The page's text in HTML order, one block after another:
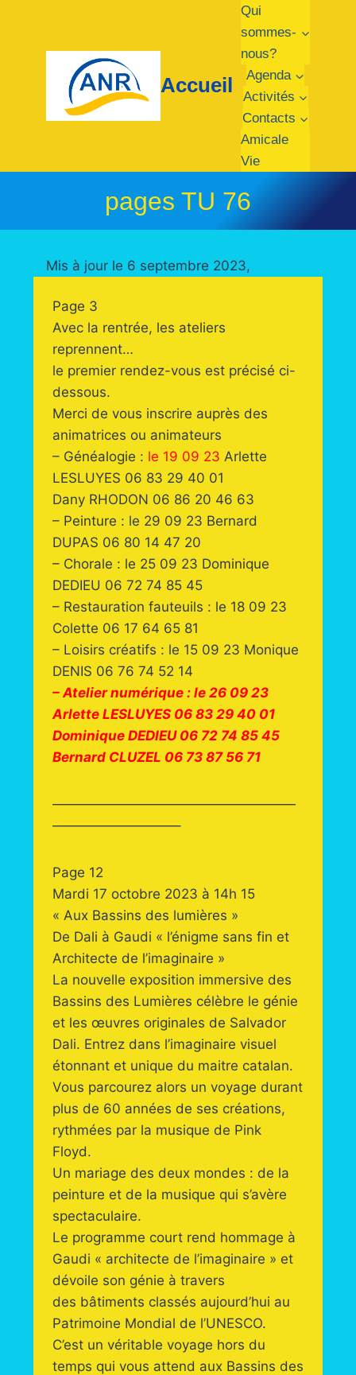
Accueil
Qui
sommes-
nous?
Agenda
Activités
Contacts
Amicale
Vie
pages TU 76
Mis à jour le 6 septembre 2023,
Page 3
Avec la rentrée, les ateliers
reprennent…
le premier rendez-vous est précisé ci-
dessous.
Merci de vous inscrire auprès des
animatrices ou animateurs
– Généalogie : le 19 09 23 Arlette
LESLUYES 06 83 29 40 01
Dany RHODON 06 86 20 46 63
– Peinture : le 29 09 23 Bernard
DUPAS 06 80 14 47 20
– Chorale : le 25 09 23 Dominique
DEDIEU 06 72 74 85 45
– Restauration fauteuils : le 18 09 23
Colette 06 17 64 65 81
– Loisirs créatifs : le 15 09 23 Monique
DENIS 06 76 74 52 14
– Atelier numérique : le 26 09 23
Arlette LESLUYES 06 83 29 40 01
Dominique DEDIEU 06 72 74 85 45
Bernard CLUZEL 06 73 87 56 71
——————————————————
—————————–
Page 12
Mardi 17 octobre 2023 à 14h 15
« Aux Bassins des lumières »
De Dali à Gaudi « l’énigme sans fin et
Architecte de l’imaginaire »
La nouvelle exposition immersive des
Bassins des Lumières célèbre le génie
et les œuvres originales de Salvador
Dali. Entrez dans l’imaginaire visuel
étonnant et unique du maitre catalan.
Vous parcourez alors un voyage durant
plus de 60 années de ses créations,
rythmées par la musique de Pink
Floyd.
Un mariage des deux mondes : de la
peinture et de la musique qui s’avère
spectaculaire.
Le programme court rend hommage à
Gaudi « architecte de l’imaginaire » et
dévoile son génie à travers
des bâtiments classés aujourd’hui au
Patrimoine Mondial de l’UNESCO.
C’est un véritable voyage hors du
temps qui vous attend aux Bassins des